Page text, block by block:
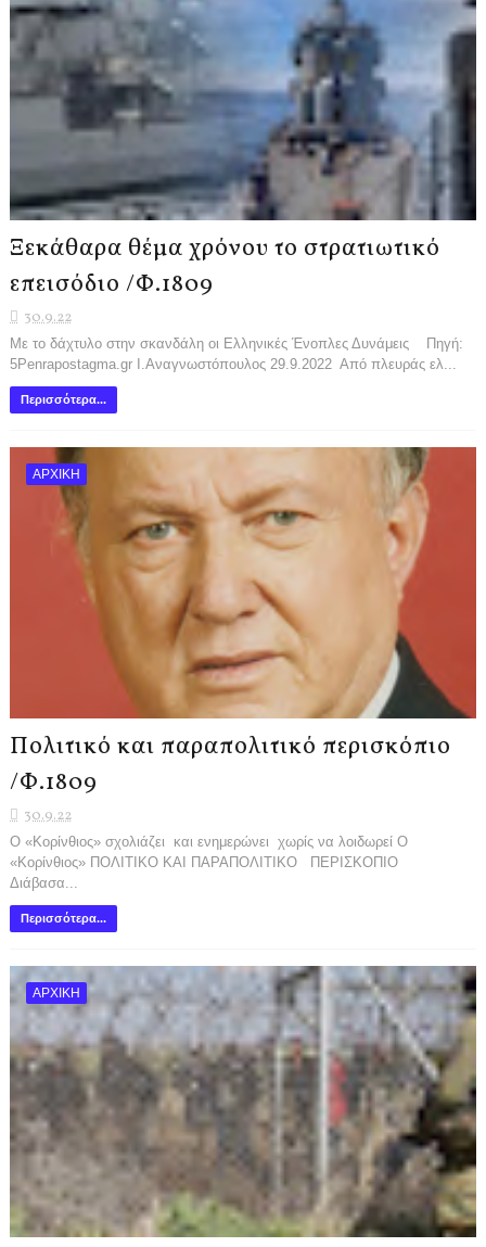
Ξεκάθαρα θέμα χρόνου το στρατιωτικό
επεισόδιο /Φ.1809
30.9.22
Με το δάχτυλο στην σκανδάλη οι Ελληνικές Ένοπλες Δυνάμεις Πηγή:
5Penrapostagma.gr Ι.Αναγνωστόπουλος 29.9.2022 Από πλευράς ελ...
Περισσότερα...
ΑΡΧΙΚΗ
Πολιτικό και παραπολιτικό περισκόπιο
/Φ.1809
30.9.22
Ο «Κορίνθιος» σχολιάζει και ενημερώνει χωρίς να λοιδωρεί Ο
«Κορίνθιος» ΠΟΛΙΤΙΚΟ ΚΑΙ ΠΑΡΑΠΟΛΙΤΙΚΟ ΠΕΡΙΣΚΟΠΙΟ
Διάβασα...
Περισσότερα...
ΑΡΧΙΚΗ